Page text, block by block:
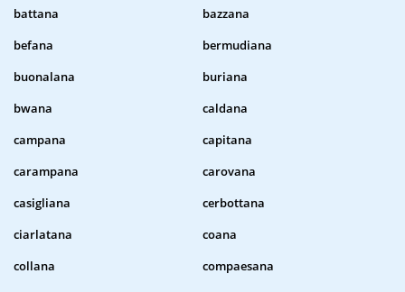
battana
bazzana
befana
bermudiana
buonalana
buriana
bwana
caldana
campana
capitana
carampana
carovana
casigliana
cerbottana
ciarlatana
coana
collana
compaesana